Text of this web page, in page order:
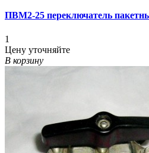
ПВМ2-25 переключатель
1
Цену уточняйте
В корзину